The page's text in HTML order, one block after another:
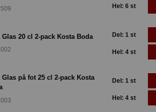
Hel: 6 st
Glas 20 cl 2-pack Kosta Boda Del: 1 st
Hel: 4 st
Glas på fot 25 cl 2-pack Kosta
Del: 1 st
Hel: 4 st